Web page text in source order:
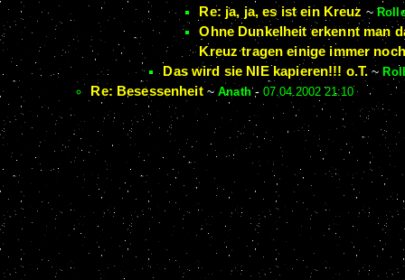
Re: ja, ja, es ist ein Kreuz ~
Ohne Dunkelheit erkennt man
Kreuz tragen einige immer
Das wird sie NIE kapieren!!! o.T. ~
Re: Besessenheit~ Anath-07.04.2002 21:10